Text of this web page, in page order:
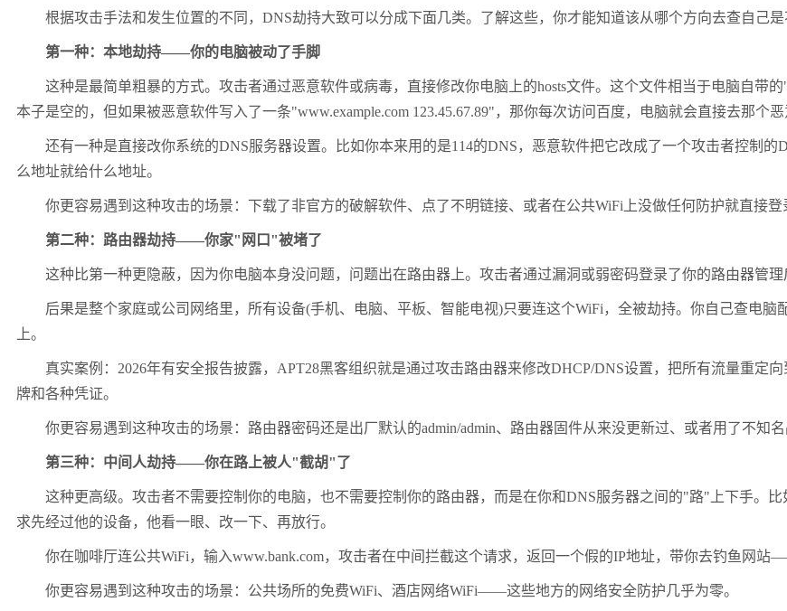
根据攻击手法和发生位置的不同，DNS劫持大致可以分成下面几类。了解这些，你才能知道该从哪个方向去查自己是
第一种：本地劫持——你的电脑被动了手脚
这种是最简单粗暴的方式。攻击者通过恶意软件或病毒，直接修改你电脑上的hosts文件。这个文件相当于电脑自带
本子是空的，但如果被恶意软件写入了一条"www.example.com 123.45.67.89"，那你每次访问百度，电脑就会直接去那个
还有一种是直接改你系统的DNS服务器设置。比如你本来用的是114的DNS，恶意软件把它改成了一个攻击者控制
么地址就给什么地址。
你更容易遇到这种攻击的场景：下载了非官方的破解软件、点了不明链接、或者在公共WiFi上没做任何防护就直接登
第二种：路由器劫持——你家"网口"被堵了
这种比第一种更隐蔽，因为你电脑本身没问题，问题出在路由器上。攻击者通过漏洞或弱密码登录了你的路由器管理
后果是整个家庭或公司网络里，所有设备(手机、电脑、平板、智能电视)只要连这个WiFi，全被劫持。你自己查电脑
上。
真实案例：2026年有安全报告披露，APT28黑客组织就是通过攻击路由器来修改DHCP/DNS设置，把所有流量重定
牌和各种凭证。
你更容易遇到这种攻击的场景：路由器密码还是出厂默认的admin/admin、路由器固件从来没更新过、或者用了不知名
第三种：中间人劫持——你在路上被人"截胡"了
这种更高级。攻击者不需要控制你的电脑，也不需要控制你的路由器，而是在你和DNS服务器之间的"路"上下手。比
求先经过他的设备，他看一眼、改一下、再放行。
你在咖啡厅连公共WiFi，输入www.bank.com，攻击者在中间拦截这个请求，返回一个假的IP地址，带你去钓鱼网站
你更容易遇到这种攻击的场景：公共场所的免费WiFi、酒店网络WiFi——这些地方的网络安全防护几乎为零。